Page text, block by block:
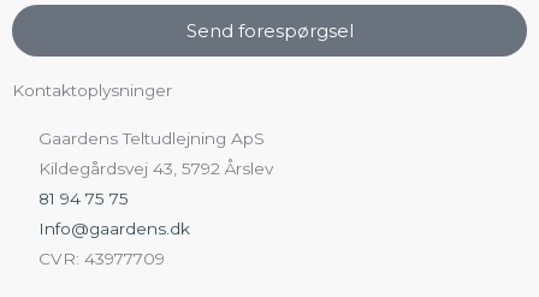
Send forespørgsel
Kontaktoplysninger
Gaardens Teltudlejning ApS
Kildegårdsvej 43, 5792 Årslev
81 94 75 75
Info@gaardens.dk
CVR: 43977709